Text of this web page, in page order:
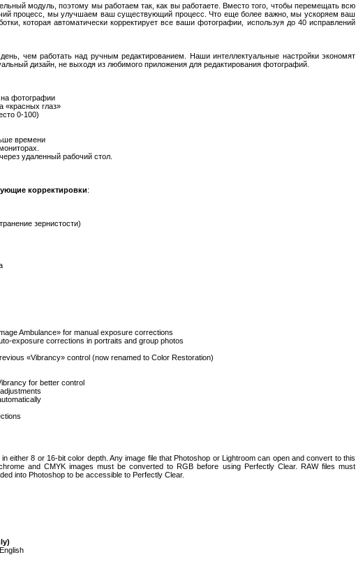
модуль, поэтому мы работаем так, как вы работаете. Вместо того, чтобы перемещать всю
процесс, мы улучшаем ваш существующий процесс. Что еще более важно, мы ускоряем ваш
которая автоматически корректирует все ваши фотографии, используя до 40 исправлений
чем работать над ручным редактированием. Наши интеллектуальные настройки экономят
дизайн, не выходя из любимого приложения для редактирования фотографий.
на фотографии
«красных глаз»
0-100)
времени
удаленный рабочий стол.
корректировки:
зернистости)
Ambulance» for manual exposure corrections
exposure corrections in portraits and group photos
«Vibrancy» control (now renamed to Color Restoration)
for better control
either 8 or 16-bit color depth. Any image file that Photoshop or Lightroom can open and convert to this
and CMYK images must be converted to RGB before using Perfectly Clear. RAW files must
into Photoshop to be accessible to Perfectly Clear.